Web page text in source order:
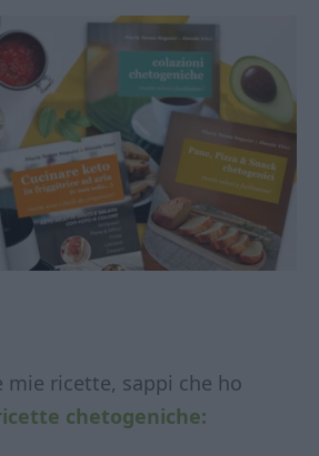
mie ricette, sappi che ho
chetogeniche: